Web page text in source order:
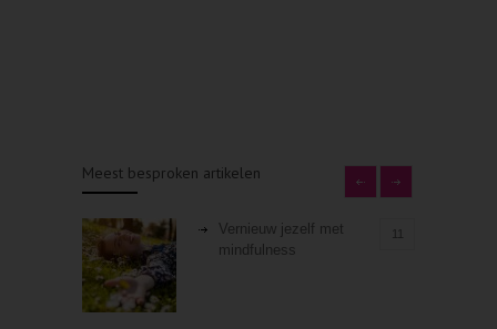
Meest besproken artikelen
Vernieuw jezelf met
mindfulness